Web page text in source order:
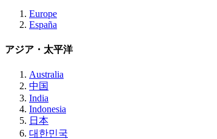
Europe
España
アジア・太平洋
Australia
中国
India
Indonesia
日本
대한민국